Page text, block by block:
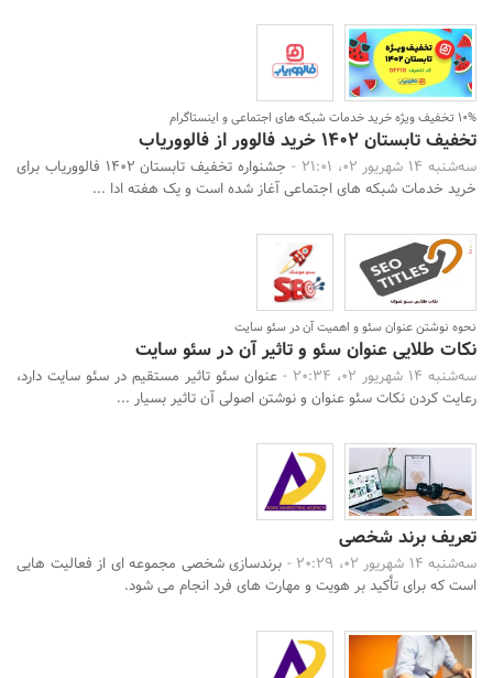
10% تخفیف ویژه خرید خدمات شبکه های اجتماعی و اینستاگرام
تخفیف تابستان 1402 خرید فالوور از فالووریاب
سه‌شنبه 14 شهریور 02، 21:01 -
جشنواره تخفیف تابستان 1402 فالووریاب برای
خرید خدمات شبکه های اجتماعی آغاز شده است و یک هفته ادا ...
نحوه نوشتن عنوان سئو و اهمیت آن در سئو سایت
نکات طلایی عنوان سئو و تاثیر آن در سئو سایت
سه‌شنبه 14 شهریور 02، 20:34 -
عنوان سئو تاثیر مستقیم در سئو سایت دارد،
رعایت کردن نکات سئو عنوان و نوشتن اصولی آن تاثیر بسیار ...
تعریف برند شخصی
سه‌شنبه 14 شهریور 02، 20:29 -
برندسازی شخصی مجموعه ای از فعالیت هایی
است که برای تأکید بر هویت و مهارت های فرد انجام می شود.